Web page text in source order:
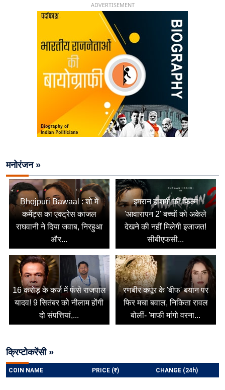
ADVERTISEMENT
मनोरंजन »
Bhojpuri Bawaal : शो में
कमेंट्स का एक्ट्रेस काजल
राघवानी ने दिया जवाब, निरहुआ
और...
इमरान हाशमी की फिल्म
'आवारापन 2' बच्चों को अकेले
देखने की नहीं मिलेगी इजाजत!
सीबीएफसी...
16 करोड़ के कर्ज में फंसे राजपाल
यादव! 9 सितंबर को नीलाम होंगी
दो संपत्तियां,...
रणबीर कपूर के 'बीफ' बयान पर
फिर मचा बवाल, निकिता रावल
बोलीं- 'माफी मांगो वरना...
क्रिप्टोकरेंसी »